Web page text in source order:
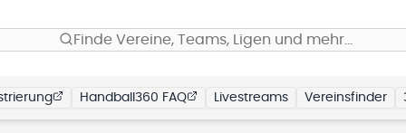
Finde Vereine, Teams, Ligen und mehr…
Handball360 FAQ Livestreams Vereinsfinder